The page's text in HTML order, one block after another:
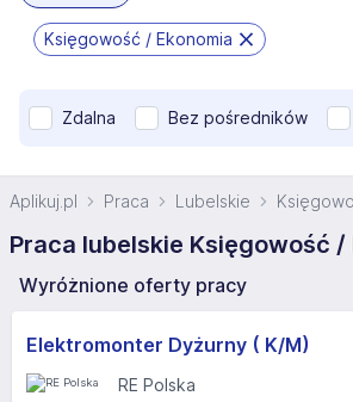
Księgowość / Ekonomia
Zdalna Bez pośredników
Aplikuj.pl Praca Lubelskie
Praca lubelskie Księgowość /
Wyróżnione oferty pracy
Elektromonter Dyżurny ( K/M)
RE Polska